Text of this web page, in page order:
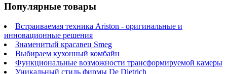
Популярные товары
Встраиваемая техника Ariston - оригинальные и
инновационные решения
Знаменитый красавец Smeg
Выбираем кухонный комбайн
Функциональные возможности трансформируемой камеры
Уникальный стиль фирмы De Dietrich